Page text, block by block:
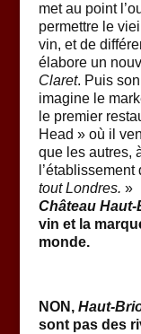
met au point
permettre le
vin, et de
élabore un
Claret. Puis
imagine le
le premier
Head » où il
que les autres,
l’établissement
tout Londres. »
Château Haut-
vin et la
monde.
NON, Haut-
sont pas des